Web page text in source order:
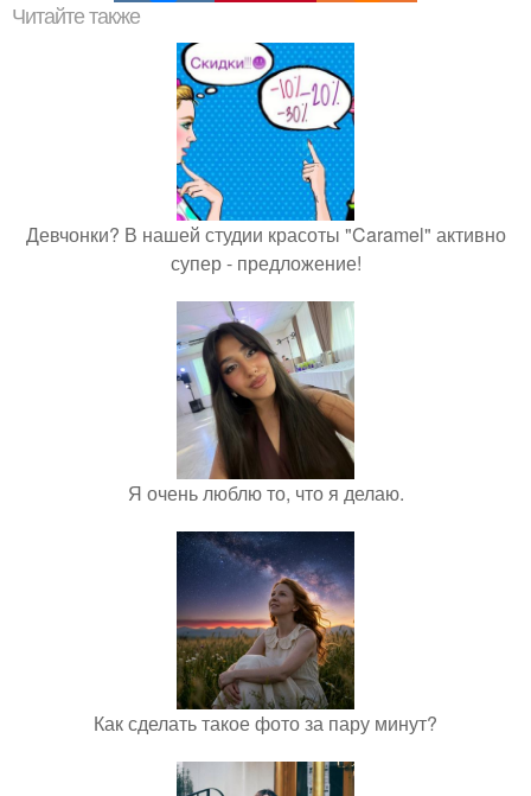
Читайте также
Девчонки? В нашей студии красоты "Caramel" активно
супер - предложение!
Я очень люблю то, что я делаю.
Как сделать такое фото за пару минут?